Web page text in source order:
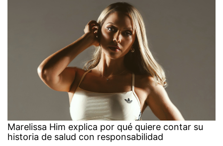
Marelissa Him explica por qué quiere contar su
historia de salud con responsabilidad